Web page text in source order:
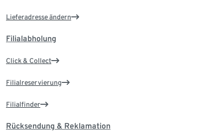
Lieferadresse ändern
Filialabholung
Click & Collect
Filialreservierung
Filialfinder
Rücksendung & Reklamation